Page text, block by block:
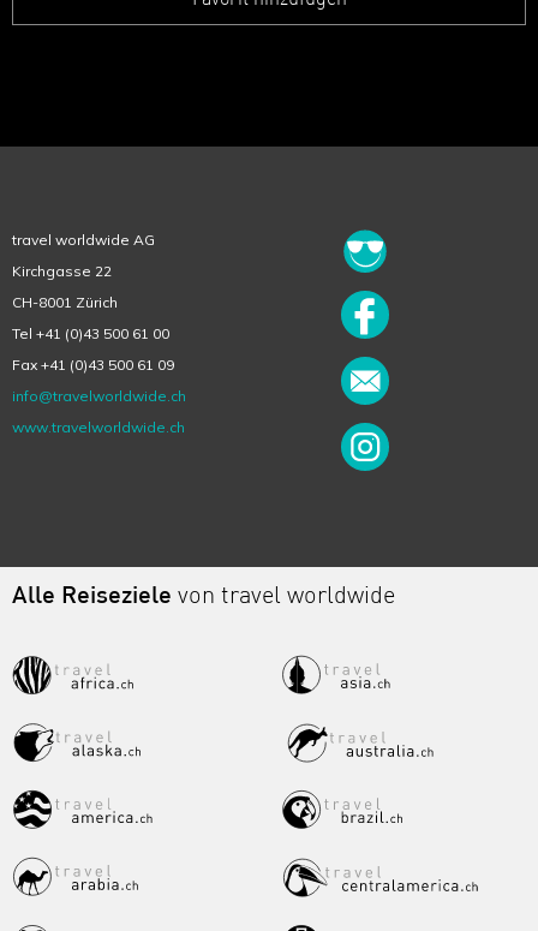
travel worldwide AG
Kirchgasse 22
CH-8001 Zürich
Tel +41 (0)43 500 61 00
Fax +41 (0)43 500 61 09
info@travelworldwide.ch
www.travelworldwide.ch
Alle Reiseziele von travel worldwide